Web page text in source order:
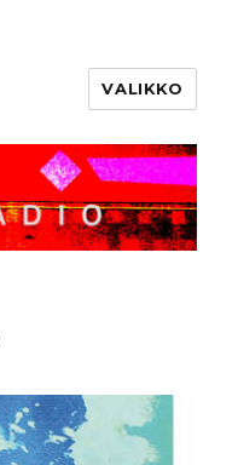
VALIKKO